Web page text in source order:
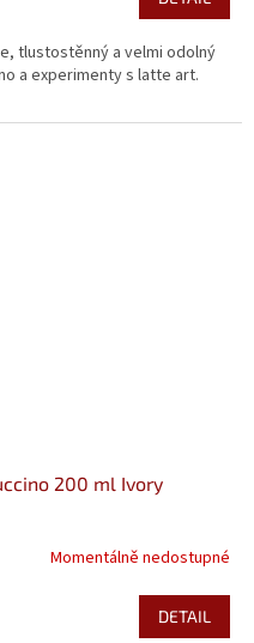
tlustostěnný a velmi odolný
a experimenty s latte art.
200 ml Ivory
Momentálně nedostupné
DETAIL